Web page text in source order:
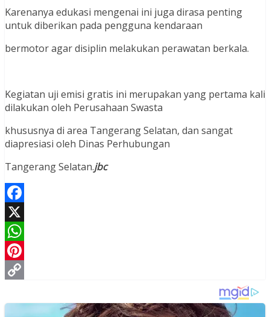
Karenanya edukasi mengenai ini juga dirasa penting
untuk diberikan pada pengguna kendaraan
bermotor agar disiplin melakukan perawatan berkala.
Kegiatan uji emisi gratis ini merupakan yang pertama kali
dilakukan oleh Perusahaan Swasta
khususnya di area Tangerang Selatan, dan sangat
diapresiasi oleh Dinas Perhubungan
Tangerang Selatan.jbc
Facebook
X
WhatsApp
Pinterest
Link